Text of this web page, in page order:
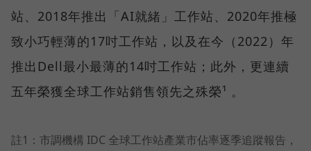
站、2018年推出「AI就緒」工作站、2020年推極
致小巧輕薄的17吋工作站，以及在今（2022）年
推出Dell最小最薄的14吋工作站；此外，更連續
五年榮獲全球工作站銷售領先之殊榮¹ 。
註1：市調機構 IDC 全球工作站產業市佔率逐季追蹤報告，